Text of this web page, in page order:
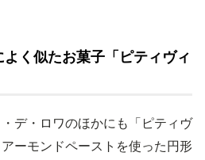
く似たお菓子「ピティヴィ
デ・ロワのほかにも「ピティヴ
ーモンドペーストを使った円形